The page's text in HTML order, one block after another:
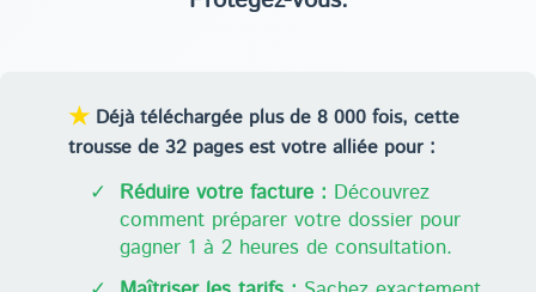
★ Déjà téléchargée plus de 8 000 fois, cette
trousse de 32 pages est votre alliée pour :
✓ Réduire votre facture : Découvrez
comment préparer votre dossier pour
gagner 1 à 2 heures de consultation.